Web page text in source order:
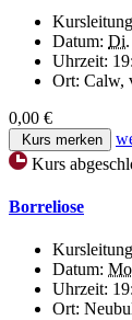
Datum: Di.
Uhrzeit:
Ort: Calw,
0,00 €
Kurs merken
Kurs
Borreliose
Datum:
Uhrzeit:
Ort: